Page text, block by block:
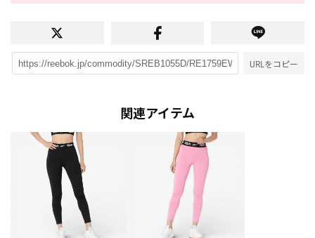
URLをコピー
関連アイテム